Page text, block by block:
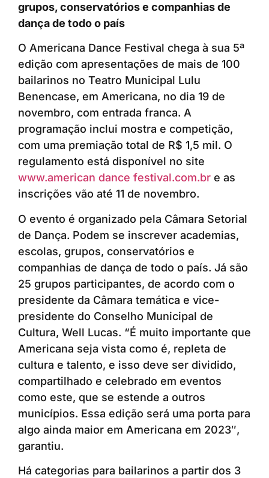
grupos, conservatórios e companhias de
dança de todo o país
O Americana Dance Festival chega à sua 5ª
edição com apresentações de mais de 100
bailarinos no Teatro Municipal Lulu
Benencase, em Americana, no dia 19 de
novembro, com entrada franca. A
programação inclui mostra e competição,
com uma premiação total de R$ 1,5 mil. O
regulamento está disponível no site
www.american dance festival.com.br e as
inscrições vão até 11 de novembro.
O evento é organizado pela Câmara Setorial
de Dança. Podem se inscrever academias,
escolas, grupos, conservatórios e
companhias de dança de todo o país. Já são
25 grupos participantes, de acordo com o
presidente da Câmara temática e vice-
presidente do Conselho Municipal de
Cultura, Well Lucas. “É muito importante que
Americana seja vista como é, repleta de
cultura e talento, e isso deve ser dividido,
compartilhado e celebrado em eventos
como este, que se estende a outros
municípios. Essa edição será uma porta para
algo ainda maior em Americana em 2023″,
garantiu.
Há categorias para bailarinos a partir dos 3